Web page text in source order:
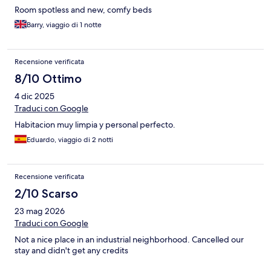
Room spotless and new, comfy beds
Barry, viaggio di 1 notte
Recensione verificata
8/10 Ottimo
4 dic 2025
Traduci con Google
Habitacion muy limpia y personal perfecto.
Eduardo, viaggio di 2 notti
Recensione verificata
2/10 Scarso
23 mag 2026
Traduci con Google
Not a nice place in an industrial neighborhood. Cancelled our
stay and didn't get any credits